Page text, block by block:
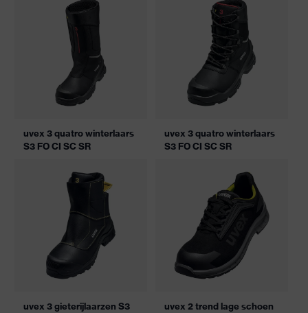
uvex 3 quatro winterlaars
S3 FO CI SC SR
uvex 3 quatro winterlaars
S3 FO CI SC SR
uvex 3 gieterijlaarzen S3
uvex 2 trend lage schoen